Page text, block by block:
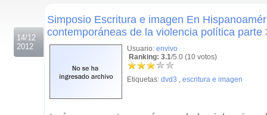
14/12
2012
Simposio Escritura e imagen En
contemporáneas de la violencia política parte
Usuario: envivo
Ranking: 3.1/5.0 (10 votos)
Etiquetas: dvd3 , escritura e imagen